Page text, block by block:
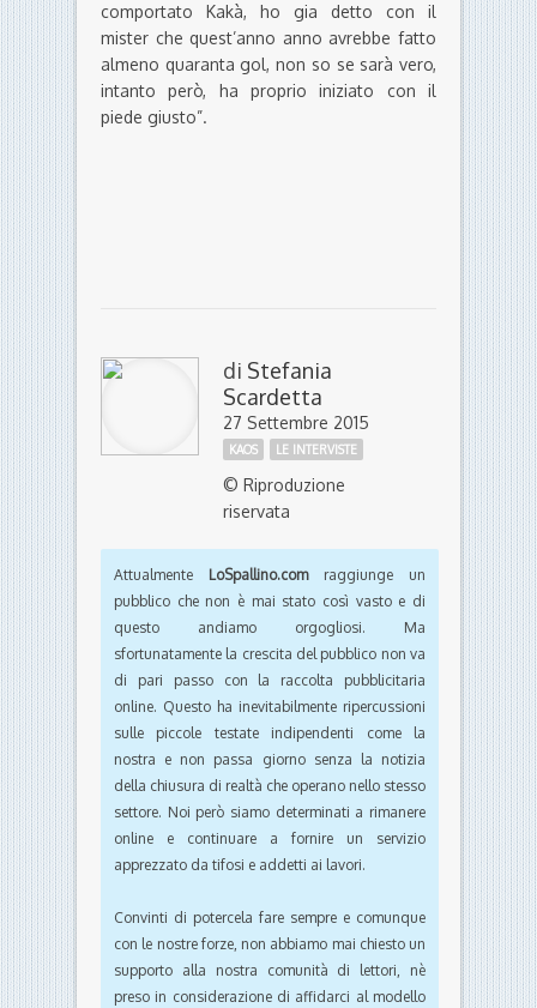
comportato Kakà, ho gia detto con il
mister che quest’anno anno avrebbe fatto
almeno quaranta gol, non so se sarà vero,
intanto però, ha proprio iniziato con il
piede giusto”.
di Stefania
Scardetta
27 Settembre 2015
KAOS LE INTERVISTE
© Riproduzione
riservata
Attualmente LoSpallino.comraggiunge un
pubblico che non è mai stato così vasto e di
questo andiamo orgogliosi. Ma
sfortunatamente la crescita del pubblico non va
di pari passo con la raccolta pubblicitaria
online. Questo ha inevitabilmente ripercussioni
sulle piccole testate indipendenti come la
nostra e non passa giorno senza la notizia
della chiusura di realtà che operano nello stesso
settore. Noi però siamo determinati a rimanere
online e continuare a fornire un servizio
apprezzato da tifosi e addetti ai lavori.
Convinti di potercela fare sempre e comunque
con le nostre forze, non abbiamo mai chiesto un
supporto alla nostra comunità di lettori, nè
preso in considerazione di affidarci al modello